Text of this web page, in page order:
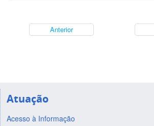
Anterior
Atuação
Acesso à Informação